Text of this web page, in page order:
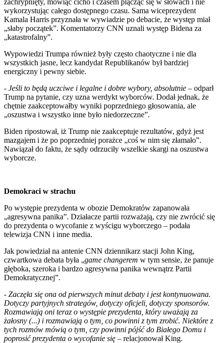
wykorzystując całego dostępnego czasu. Sama wiceprezydent
Kamala Harris przyznała w wywiadzie po debacie, że występ miał
„słaby początek”. Komentatorzy CNN uznali występ Bidena za
„katastrofalny”.
Wypowiedzi Trumpa również były często chaotyczne i nie dla
wszystkich jasne, lecz kandydat Republikanów był bardziej
energiczny i pewny siebie.
- Jeśli to będą uczciwe i legalne i dobre wybory, absolutnie – odparł
Trump na pytanie, czy uzna werdykt wyborców. Dodał jednak, że
chętnie zaakceptowałby wyniki poprzedniego głosowania, ale
„oszustwa i wszystko inne było niedorzeczne”.
Biden ripostował, iż Trump nie zaakceptuje rezultatów, gdyż jest
mazgajem i że po poprzedniej porażce „coś w nim się złamało”.
Nawiązał do faktu, że sądy odrzuciły wszelkie skargi na oszustwa
wyborcze.
Demokraci w strachu
Po występie prezydenta w obozie Demokratów zapanowała
„agresywna panika”. Działacze partii rozważają, czy nie zwrócić się
do prezydenta o wycofanie z wyścigu wyborczego – podała
telewizja CNN i inne media.
Jak powiedział na antenie CNN dziennikarz stacji John King,
czwartkowa debata była „game changerem w tym sensie, że panuje
głęboka, szeroka i bardzo agresywna panika wewnątrz Partii
Demokratycznej”.
- Zaczęła się ona od pierwszych minut debaty i jest kontynuowana.
Dotyczy partyjnych strategów, dotyczy oficjeli, dotyczy sponsorów.
Rozmawiają oni teraz o występie prezydenta, który uważają za
żałosny (...) i rozmawiają o tym, co powinni z tym zrobić. Niektóre z
tych rozmów mówią o tym, czy powinni pójść do Białego Domu i
poprosić prezydenta o wycofanie się – relacjonował King.